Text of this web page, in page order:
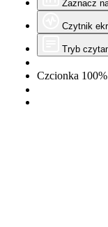
Zaznacz
Czytnik
Tryb
Czcionka 100%